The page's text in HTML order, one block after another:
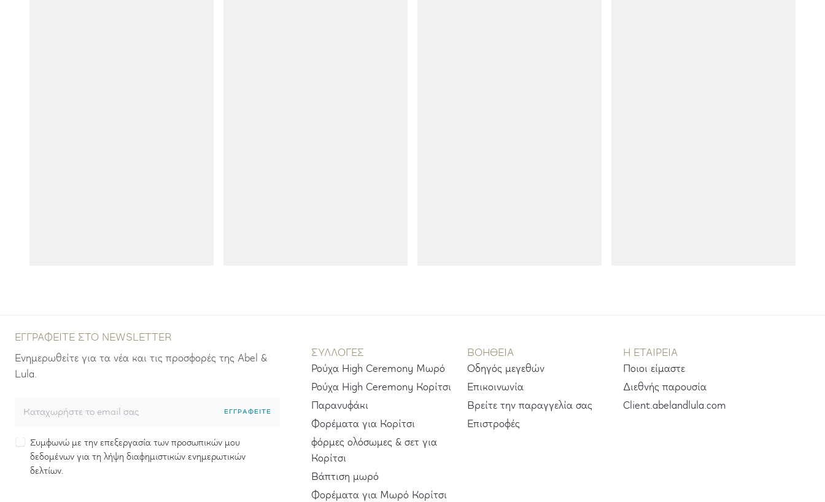
ΕΓΓΡΑΦΕΊΤΕ ΣΤΟ NEWSLETTER
Ενημερωθείτε για τα νέα και τις προσφορές της Abel &
Lula.
ΕΓΓΡΑΦΕΊΤΕ
Συμφωνώ με την επεξεργασία των προσωπικών μου
δεδομένων για τη λήψη διαφημιστικών ενημερωτικών
δελτίων.
ΣΥΛΛΟΓΕΣ
Ρούχα High Ceremony Μωρό
Ρούχα High Ceremony Κορίτσι
Παρανυφάκι
Φορέματα για Κορίτσι
φόρμες ολόσωμες & σετ για
Κορίτσι
Βάπτιση μωρό
Φορέματα για Μωρό Κορίτσι
ΒΟΗΘΕΙΑ
Οδηγός μεγεθών
Επικοινωνία
Βρείτε την παραγγελία σας
Επιστροφές
H ΕΤΑΙΡΕΊΑ
Ποιοι είμαστε
Διεθνής παρουσία
Client.abelandlula.com